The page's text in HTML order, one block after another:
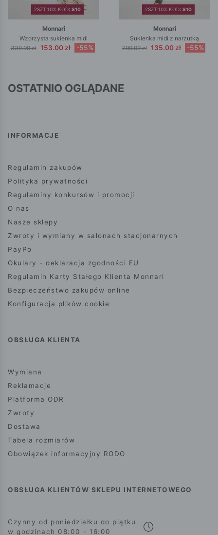
2SZT 10% KOD: S10
Monnari
Wzorzysta sukienka midi
339.99 zł 153.00 zł -55%
2SZT 10% KOD: S10
Monnari
Sukienka midi z narzutką
299.99 zł 135.00 zł -55%
OSTATNIO OGLĄDANE
INFORMACJE
Regulamin zakupów
Polityka prywatności
Regulaminy konkursów i promocji
O nas
Nasze sklepy
Zwroty i wymiany w salonach stacjonarnych
PayPo
Okulary - deklaracja zgodności EU
Regulamin Karty Stałego Klienta Monnari
Bezpieczeństwo zakupów online
Konfiguracja plików cookie
OBSŁUGA KLIENTA
Wymiana
Reklamacje
Platforma ODR
Zwroty
Dostawa
Tabela rozmiarów
Obowiązek informacyjny RODO
OBSŁUGA KLIENTÓW SKLEPU INTERNETOWEGO
Czynny od poniedziałku do piątku
w godzinach 08:00 - 16:00